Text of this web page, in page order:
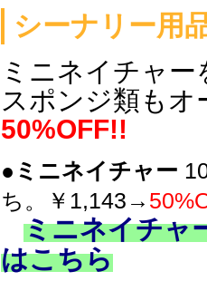
X (旧Twitter)
よろず日誌
エヌ小屋 新
よろず日誌 房
太洋電機産業
普及版登場！
よろず日誌 「
司氏のこと。
集電向上剤「
IORI工房
シーナリー用
ミニネイチャ
スポンジ類も
50%OFF!!
●ミニネイチャー
ち。￥1,143→
ミニネイチャ
はこちら